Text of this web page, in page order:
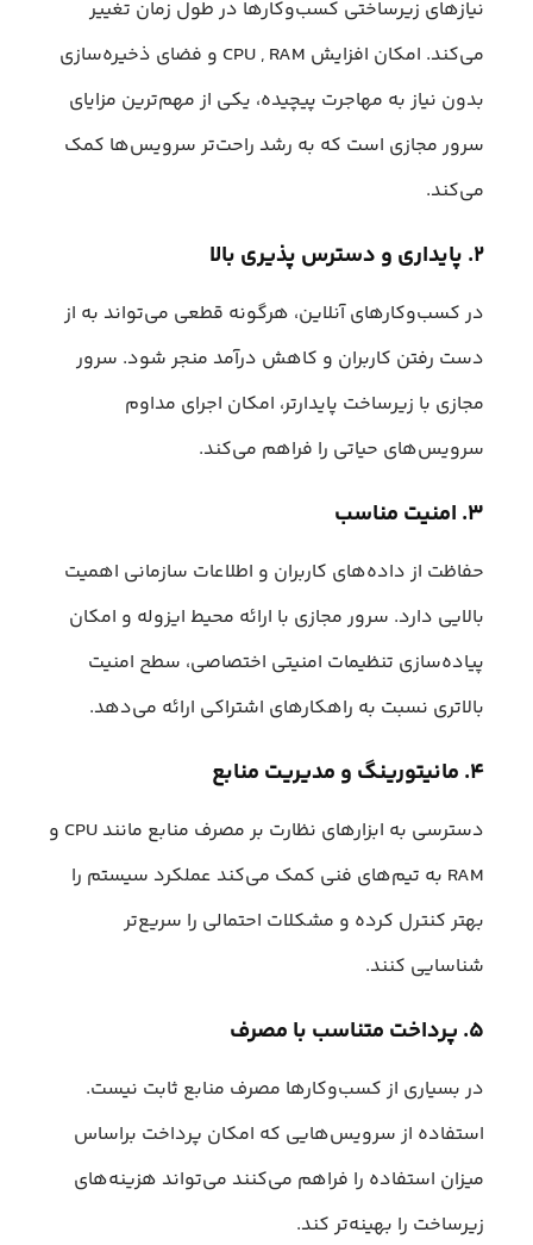
نیازهای زیرساختی کسب‌وکارها در طول زمان تغییر
می‌کند. امکان افزایش CPU , RAM و فضای ذخیره‌سازی
بدون نیاز به مهاجرت پیچیده، یکی از مهم‌ترین مزایای
سرور مجازی است که به رشد راحت‌تر سرویس‌ها کمک
می‌کند.
۲. پایداری و دسترس پذیری بالا
در کسب‌وکارهای آنلاین، هرگونه قطعی می‌تواند به از
دست رفتن کاربران و کاهش درآمد منجر شود. سرور
مجازی با زیرساخت پایدارتر، امکان اجرای مداوم
سرویس‌های حیاتی را فراهم می‌کند.
۳. امنیت مناسب
حفاظت از داده‌های کاربران و اطلاعات سازمانی اهمیت
بالایی دارد. سرور مجازی با ارائه محیط ایزوله و امکان
پیاده‌سازی تنظیمات امنیتی اختصاصی، سطح امنیت
بالاتری نسبت به راهکارهای اشتراکی ارائه می‌دهد.
۴. مانیتورینگ و مدیریت منابع
دسترسی به ابزارهای نظارت بر مصرف منابع مانند CPU و
RAM به تیم‌های فنی کمک می‌کند عملکرد سیستم را
بهتر کنترل کرده و مشکلات احتمالی را سریع‌تر
شناسایی کنند.
۵. پرداخت متناسب با مصرف
در بسیاری از کسب‌وکارها مصرف منابع ثابت نیست.
استفاده از سرویس‌هایی که امکان پرداخت براساس
میزان استفاده را فراهم می‌کنند می‌تواند هزینه‌های
زیرساخت را بهینه‌تر کند.